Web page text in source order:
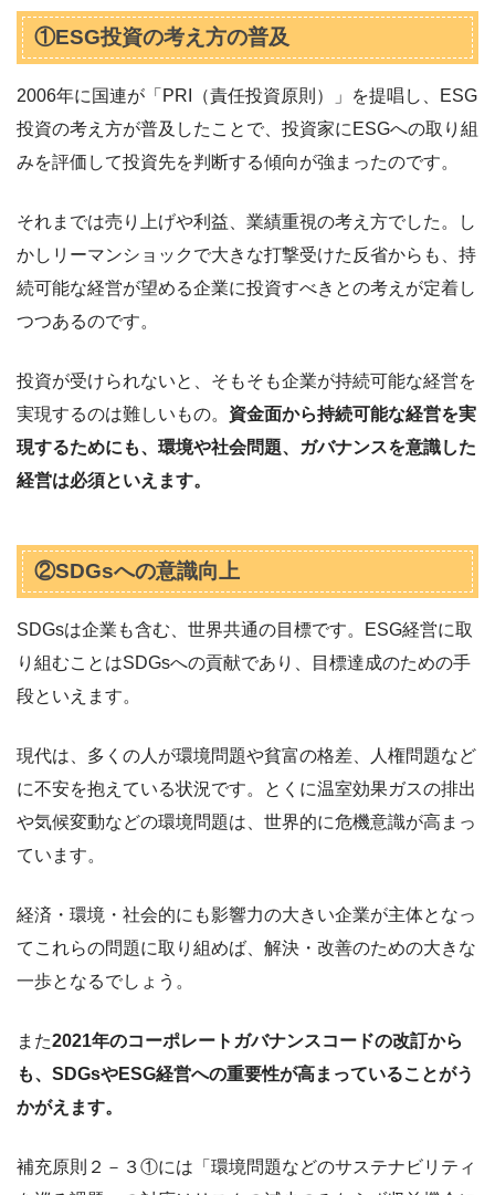
①ESG投資の考え方の普及
2006年に国連が「PRI（責任投資原則）」を提唱し、ESG
投資の考え方が普及したことで、投資家にESGへの取り組
みを評価して投資先を判断する傾向が強まったのです。
それまでは売り上げや利益、業績重視の考え方でした。し
かしリーマンショックで大きな打撃受けた反省からも、持
続可能な経営が望める企業に投資すべきとの考えが定着し
つつあるのです。
投資が受けられないと、そもそも企業が持続可能な経営を
実現するのは難しいもの。 資金面から持続可能な経営を実
現するためにも、環境や社会問題、ガバナンスを意識した
経営は必須といえます。
②SDGsへの意識向上
SDGsは企業も含む、世界共通の目標です。ESG経営に取
り組むことはSDGsへの貢献であり、目標達成のための手
段といえます。
現代は、多くの人が環境問題や貧富の格差、人権問題など
に不安を抱えている状況です。とくに温室効果ガスの排出
や気候変動などの環境問題は、世界的に危機意識が高まっ
ています。
経済・環境・社会的にも影響力の大きい企業が主体となっ
てこれらの問題に取り組めば、解決・改善のための大きな
一歩となるでしょう。
また2021年のコーポレートガバナンスコードの改訂から
も、SDGsやESG経営への重要性が高まっていることがう
かがえます。
補充原則２－３①には「環境問題などのサステナビリティ